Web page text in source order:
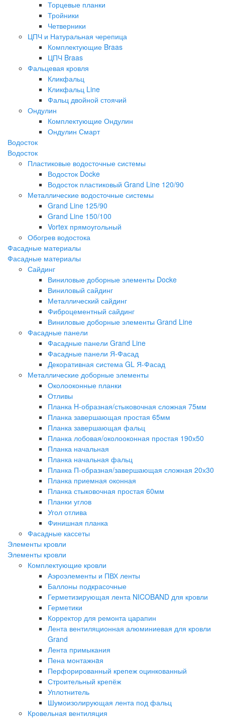
Торцевые планки
Тройники
Четверники
ЦПЧ и Натуральная черепица
Комплектующие Braas
ЦПЧ Braas
Фальцевая кровля
Кликфальц
Кликфальц Line
Фальц двойной стоячий
Ондулин
Комплектующие Ондулин
Ондулин Смарт
Водосток
Водосток
Пластиковые водосточные системы
Водосток Docke
Водосток пластиковый Grand Line 120/90
Металлические водосточные системы
Grand Line 125/90
Grand Line 150/100
Vortex прямоугольный
Обогрев водостока
Фасадные материалы
Фасадные материалы
Сайдинг
Виниловые доборные элементы Docke
Виниловый сайдинг
Металлический сайдинг
Фиброцементный сайдинг
Виниловые доборные элементы Grand Line
Фасадные панели
Фасадные панели Grand Line
Фасадные панели Я-Фасад
Декоративная система GL Я-Фасад
Металлические доборные элементы
Околооконные планки
Отливы
Планка H-образная/стыковочная сложная 75мм
Планка завершающая простая 65мм
Планка завершающая фальц
Планка лобовая/околооконная простая 190х50
Планка начальная
Планка начальная фальц
Планка П-образная/завершающая сложная 20х30
Планка приемная оконная
Планка стыковочная простая 60мм
Планки углов
Угол отлива
Финишная планка
Фасадные кассеты
Элементы кровли
Элементы кровли
Комплектующие кровли
Аэроэлементы и ПВХ ленты
Баллоны подкрасочные
Герметизирующая лента NICOBAND для кровли
Герметики
Корректор для ремонта царапин
Лента вентиляционная алюминиевая для кровли
Grand
Лента примыкания
Пена монтажнaя
Перфорированный крепеж оцинкованный
Строительный крепёж
Уплотнитель
Шумоизолирующая лента под фальц
Кровельная вентиляция